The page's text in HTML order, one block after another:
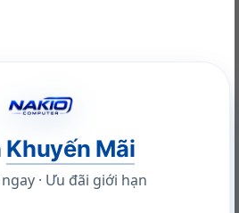
Khuyến Mãi
· Ưu đãi giới hạn